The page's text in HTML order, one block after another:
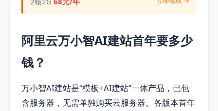
阿里云万小智AI建站首年要多少
钱？
万小智AI建站是“模板+AI建站”一体产品，已包
含服务器，无需单独购买云服务器。各版本首年